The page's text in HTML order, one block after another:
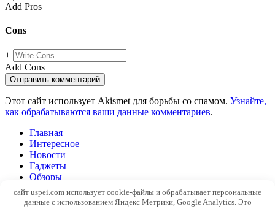
Add Pros
Cons
+
Add Cons
Этот сайт использует Akismet для борьбы со спамом. Узнайте,
как обрабатываются ваши данные комментариев.
Главная
Интересное
Новости
Гаджеты
Обзоры
Windows
SEO
сайт uspei.com использует cookie-файлы и обрабатывает персональные
данные с использованием Яндекс Метрики, Google Analytics. Это